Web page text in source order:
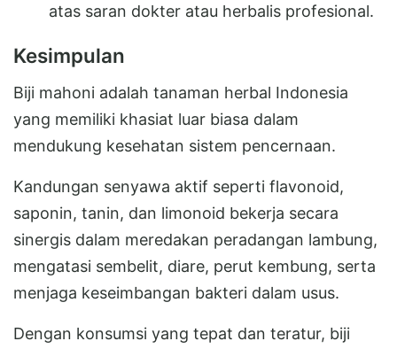
atas saran dokter atau herbalis profesional.
Kesimpulan
Biji mahoni adalah tanaman herbal Indonesia
yang memiliki khasiat luar biasa dalam
mendukung kesehatan sistem pencernaan.
Kandungan senyawa aktif seperti flavonoid,
saponin, tanin, dan limonoid bekerja secara
sinergis dalam meredakan peradangan lambung,
mengatasi sembelit, diare, perut kembung, serta
menjaga keseimbangan bakteri dalam usus.
Dengan konsumsi yang tepat dan teratur, biji